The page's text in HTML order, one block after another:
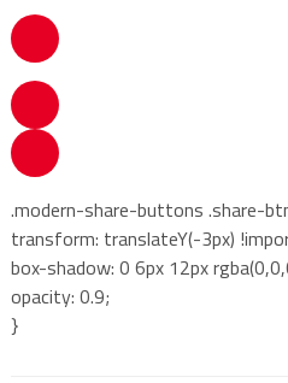
.modern-share-buttons .share-
transform: translateY(-3px)
box-shadow: 0 6px 12px
opacity: 0.9;
}